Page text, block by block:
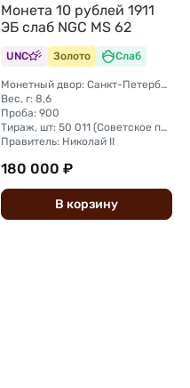
Монета 10 рублей 1911
ЭБ слаб NGC MS 62
UNC Золото Слаб
Монетный двор: Санкт-Петербургский монетный двор
Вес, г: 8,6
Проба: 900
Тираж, шт: 50 011 (Советское правительство с декабря 1925 г. по март 1926 г. отчеканило 2 011 000 10-ти рублевого достоинства царского образца, предположительно штемпелями 1911 г.)
Правитель: Николай II
180 000 ₽
В корзину